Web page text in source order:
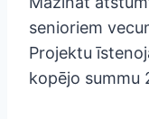
senioriem
Projektu
kopējo summu